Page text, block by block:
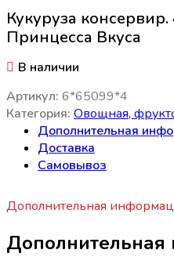
Кукуруза
Принцесса Вкуса
В наличии
Артикул: 6*65099*4
Категория: Овощная,
Дополнительная
Доставка
Самовывоз
Дополнительная